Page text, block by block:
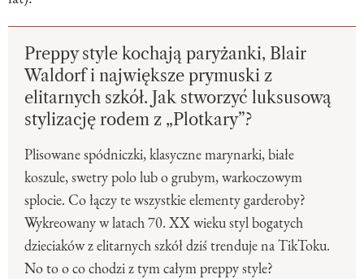
Preppy style kochają paryżanki, Blair
Waldorf i największe prymuski z
elitarnych szkół. Jak stworzyć luksusową
stylizację rodem z „Plotkary”?
Plisowane spódniczki, klasyczne marynarki, białe
koszule, swetry polo lub o grubym, warkoczowym
splocie. Co łączy te wszystkie elementy garderoby?
Wykreowany w latach 70. XX wieku styl bogatych
dzieciaków z elitarnych szkół dziś trenduje na TikToku.
No to o co chodzi z tym całym preppy style?